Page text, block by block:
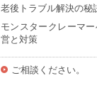
老後トラブル解決の秘
モンスタークレーマ
営と対策
ご相談ください。